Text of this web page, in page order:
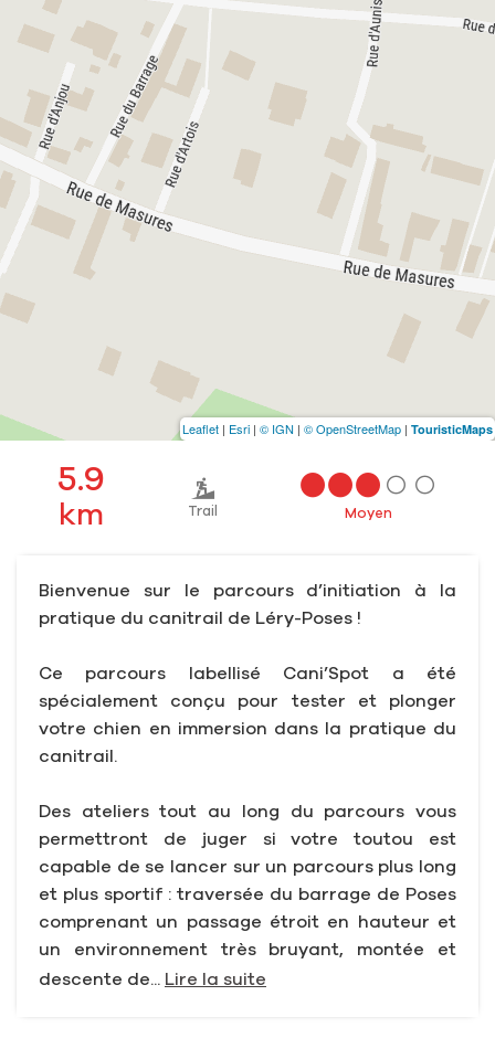
5.9
km Trail Moyen
Bienvenue sur le parcours d’initiation à la
pratique du canitrail de Léry-Poses !
Ce parcours labellisé Cani’Spot a été
spécialement conçu pour tester et plonger
votre chien en immersion dans la pratique du
canitrail.
Des ateliers tout au long du parcours vous
permettront de juger si votre toutou est
capable de se lancer sur un parcours plus long
et plus sportif : traversée du barrage de Poses
comprenant un passage étroit en hauteur et
un environnement très bruyant, montée et
descente de... Lire la suite
Leaflet | Esri | © IGN | © OpenStreetMap | TouristicMaps